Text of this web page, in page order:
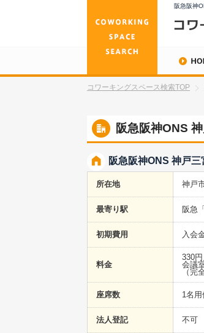
阪急阪神
コワーキングスペース検索TOP
阪急阪神ONS
阪急阪神ONS 神戸
所在地 神戸
最寄り駅 阪急
初期費用 入会
料金
330
会議
（完
座席数 1名
法人登記 不可